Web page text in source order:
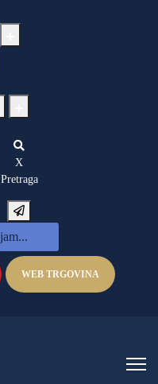
X
Pretraga
WEB TRGOVINA